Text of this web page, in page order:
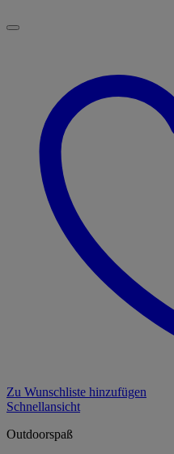
Zu Wunschliste hinzufügen
Schnellansicht
Outdoorspaß